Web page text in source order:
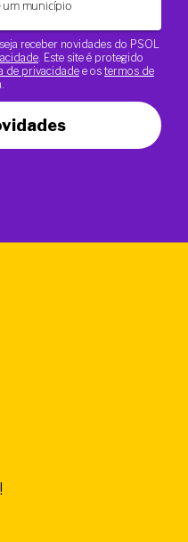
receber novidades do PSOL
. Este site é protegido
de privacidade e os termos de